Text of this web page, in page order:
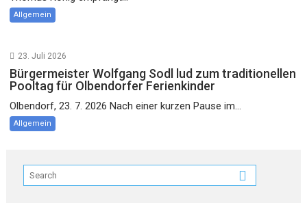
Allgemein
23. Juli 2026
Bürgermeister Wolfgang Sodl lud zum traditionellen
Pooltag für Olbendorfer Ferienkinder
Olbendorf, 23. 7. 2026 Nach einer kurzen Pause im...
Allgemein